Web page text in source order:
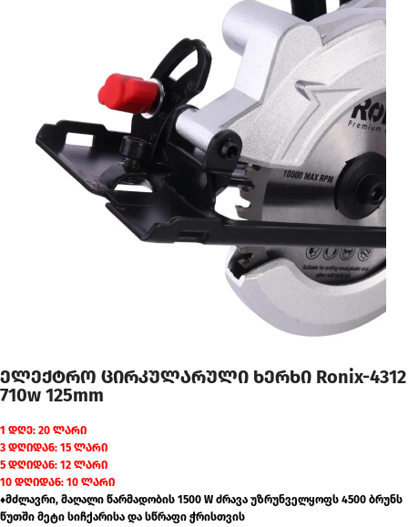
ელექტრო ცირკულარული ხერხი Ronix-4312
710w 125mm
1 დღე: 20 ლარი
3 დღიდან: 15 ლარი
5 დღიდან: 12 ლარი
10 დღიდან: 10 ლარი
♦მძლავრი, მაღალი წარმადობის 1500 W ძრავა უზრუნველყოფს 4500 ბრუნს
წუთში მეტი სიჩქარისა და სწრაფი ჭრისთვის